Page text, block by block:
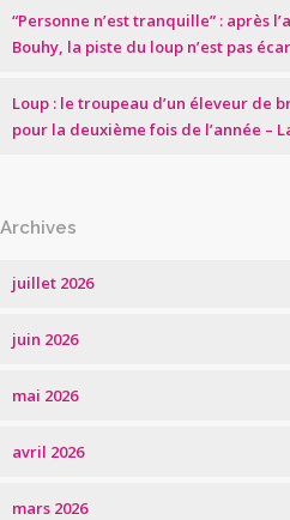
“Personne n’est tranquille” : après
Bouhy, la piste du loup n’est pas
Loup : le troupeau d’un éleveur de
pour la deuxième fois de l’année –
Archives
juillet 2026
juin 2026
mai 2026
avril 2026
mars 2026